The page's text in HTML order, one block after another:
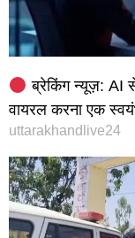
ब्रेकिंग न्यूज़: AI से
वायरल करना एक
uttarakhandlive24